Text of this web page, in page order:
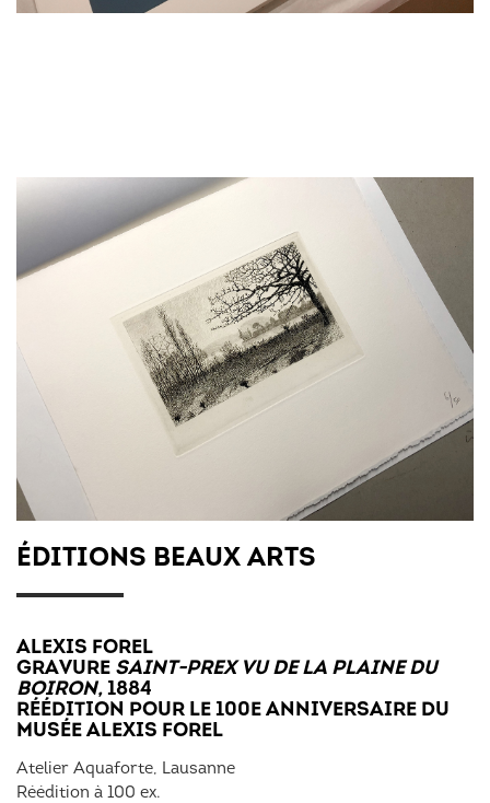
ÉDITIONS BEAUX ARTS
ALEXIS FOREL
GRAVURE SAINT-PREX VU DE LA PLAINE DU
BOIRON,1884
RÉÉDITION POUR LE 100E ANNIVERSAIRE DU
MUSÉE ALEXIS FOREL
Atelier Aquaforte, Lausanne
Réédition à 100 ex.